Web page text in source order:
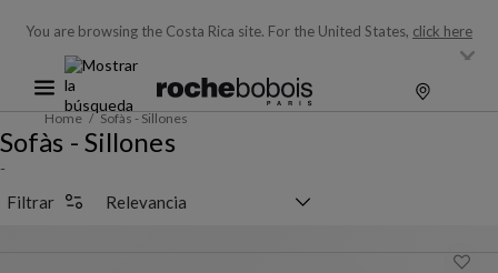
You are browsing the Costa Rica site. For the United States, click here
Home Sofàs - Sillones
Sofàs - Sillones
-
Filtrar